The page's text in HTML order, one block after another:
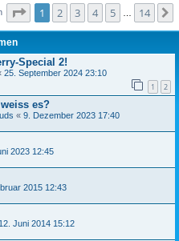
Seite von
1 2 3 4 5 14
Special 2!
25. September 2024 23:10
1 2
es?
« 9. Dezember 2023 17:40
2023 12:45
2015 12:43
12. Juni 2014 15:12